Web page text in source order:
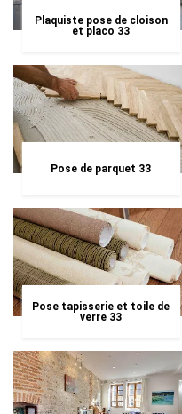
Plaquiste pose de cloison
et placo 33
Pose de parquet 33
Pose tapisserie et toile de
verre 33